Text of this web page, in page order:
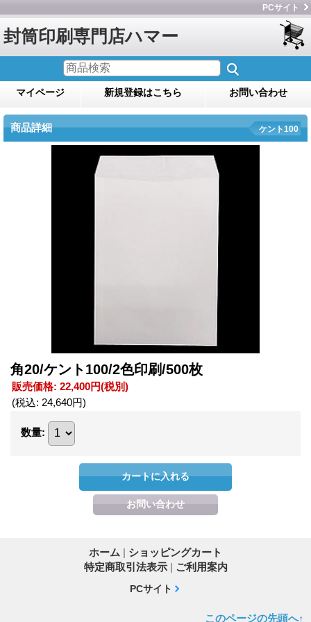
PCサイト
封筒印刷専門店ハマー
マイページ 新規登録はこちら お問い合わせ
商品詳細 ケント100
角20/ケント100/2色印刷/500枚
販売価格: 22,400円(税別)
(税込: 24,640円)
数量:
ホーム | ショッピングカート
特定商取引法表示 | ご利用案内
PCサイト
このページの先頭へ↑